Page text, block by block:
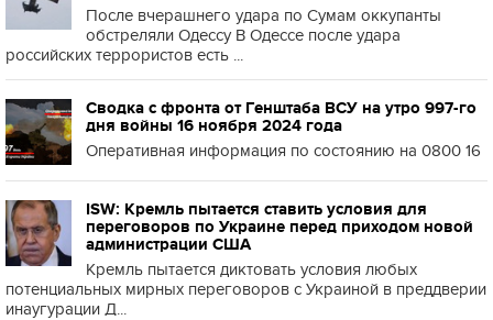
После вчерашнего удара по Сумам оккупанты
обстреляли Одессу В Одессе после удара
российских террористов есть ...
Сводка с фронта от Генштаба ВСУ на утро 997-го
дня войны 16 ноября 2024 года
Оперативная информация по состоянию на 0800 16
ISW: Кремль пытается ставить условия для
переговоров по Украине перед приходом новой
администрации США
Кремль пытается диктовать условия любых
потенциальных мирных переговоров с Украиной в преддверии
инаугурации Д...